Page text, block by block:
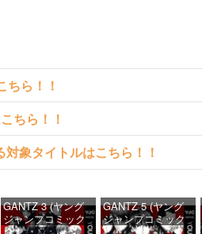
ら！！
ちら！！
象タイトルはこちら！！
GANTZ 3 (ヤング
ジャンプコミック
スDIGITAL)
GANTZ 5 (ヤング
ジャンプコミック
スDIGITAL)